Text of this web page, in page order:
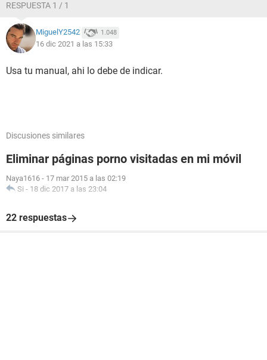
RESPUESTA 1 / 1
MiguelY2542 1.048
16 dic 2021 a las 15:33
Usa tu manual, ahi lo debe de indicar.
Discusiones similares
Eliminar páginas porno visitadas en mi móvil
Naya1616 - 17 mar 2015 a las 02:19
Si - 18 dic 2017 a las 23:04
22 respuestas